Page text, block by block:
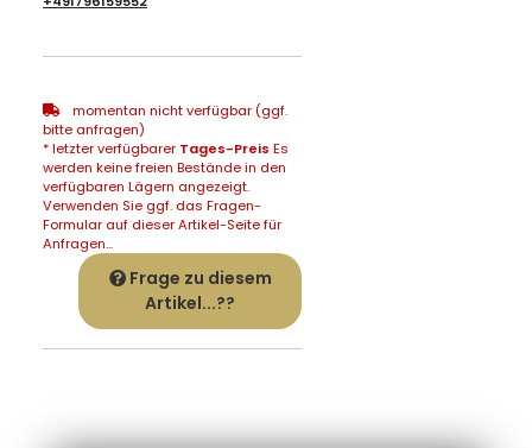
momentan nicht verfügbar (ggf.
bitte anfragen)
* letzter verfügbarer Tages-Preis Es
werden keine freien Bestände in den
verfügbaren Lägern angezeigt.
Verwenden Sie ggf. das Fragen-
Formular auf dieser Artikel-Seite für
Anfragen...
Frage zu diesem
Artikel...??